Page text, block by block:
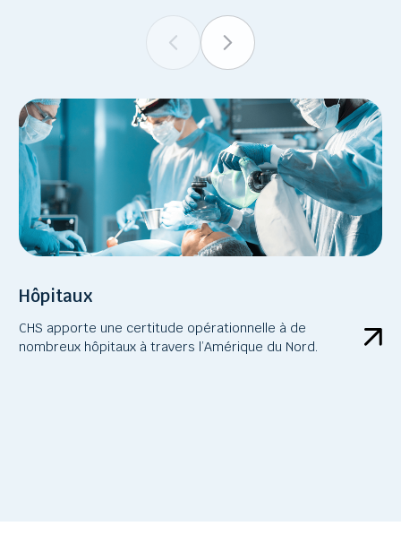
Hôpitaux
CHS apporte une certitude opérationnelle à de
nombreux hôpitaux à travers l’Amérique du Nord.